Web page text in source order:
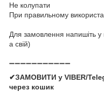
Не колупати
При правильному
Для замовлення напишіть
а свій)
➖➖➖➖➖➖➖➖➖➖➖
✔ЗАМОВИТИ у VIBER/
через кошик